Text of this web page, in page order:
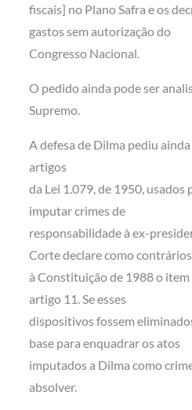
fiscais] no Plano Safra e os
gastos sem autorização do
Congresso Nacional.
O pedido ainda pode ser
Supremo.
A defesa de Dilma pediu
artigos
da Lei 1.079, de 1950, usados
imputar crimes de
responsabilidade à ex-
Corte declare como contrários
à Constituição de 1988 o
artigo 11. Se esses
dispositivos fossem
base para enquadrar os atos
imputados a Dilma como
absolver.